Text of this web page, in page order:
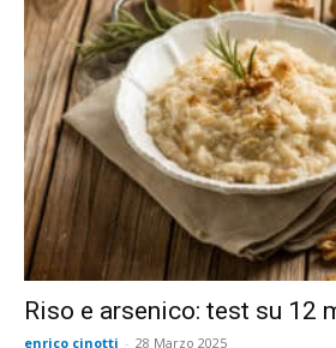
Riso e arsenico: test su 12
enrico cinotti - 28 Marzo 2025